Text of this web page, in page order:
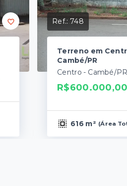
Ref.: 748
Terreno em
Cambé/PR
Centro - Cambé/PR
R$600.000,00
616 m² (Área